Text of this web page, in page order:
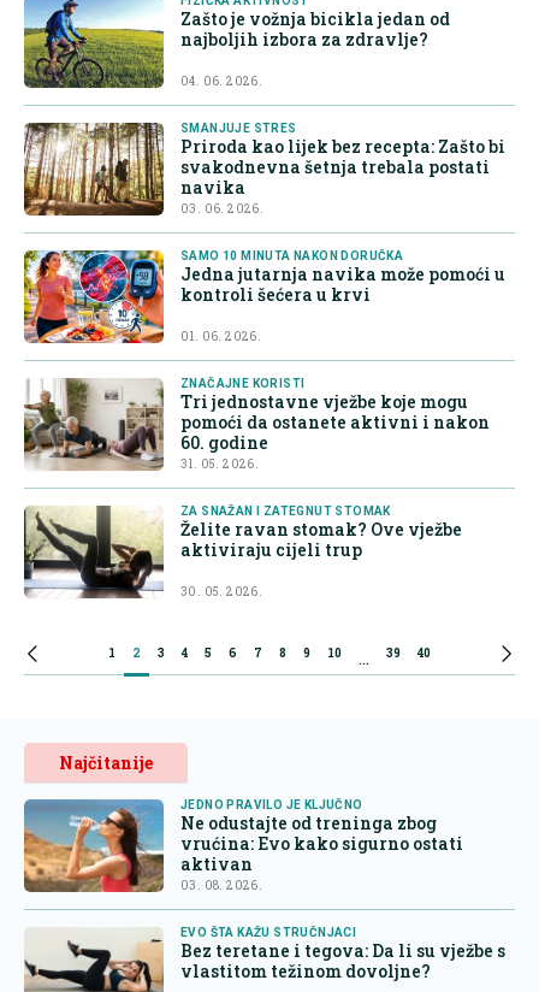
Zašto je vožnja bicikla jedan od
najboljih izbora za zdravlje?
04. 06. 2026.
SMANJUJE STRES
Priroda kao lijek bez recepta: Zašto bi
svakodnevna šetnja trebala postati
navika
03. 06. 2026.
SAMO 10 MINUTA NAKON DORUČKA
Jedna jutarnja navika može pomoći u
kontroli šećera u krvi
01. 06. 2026.
ZNAČAJNE KORISTI
Tri jednostavne vježbe koje mogu
pomoći da ostanete aktivni i nakon
60. godine
31. 05. 2026.
ZA SNAŽAN I ZATEGNUT STOMAK
Želite ravan stomak? Ove vježbe
aktiviraju cijeli trup
30. 05. 2026.
1 2 3 4 5 6 7 8 9 10 ... 39 40
Najčitanije
JEDNO PRAVILO JE KLJUČNO
Ne odustajte od treninga zbog
vrućina: Evo kako sigurno ostati
aktivan
03. 08. 2026.
EVO ŠTA KAŽU STRUČNJACI
Bez teretane i tegova: Da li su vježbe s
vlastitom težinom dovoljne?